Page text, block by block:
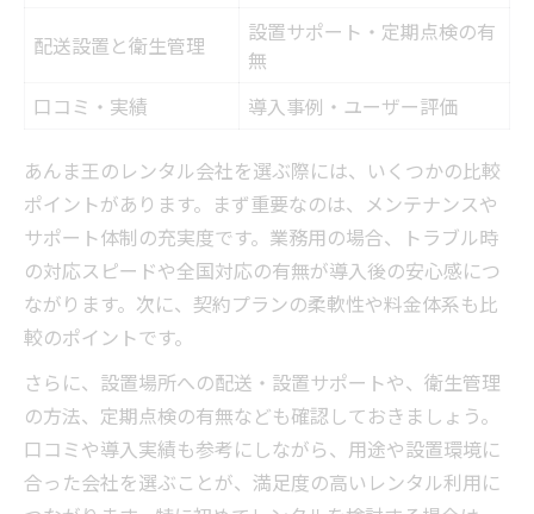
配送設置と衛生管理
設置サポート・定期点検の有
無
口コミ・実績
導入事例・ユーザー評価
あんま王のレンタル会社を選ぶ際には、いくつかの比較
ポイントがあります。まず重要なのは、メンテナンスや
サポート体制の充実度です。業務用の場合、トラブル時
の対応スピードや全国対応の有無が導入後の安心感につ
ながります。次に、契約プランの柔軟性や料金体系も比
較のポイントです。
さらに、設置場所への配送・設置サポートや、衛生管理
の方法、定期点検の有無なども確認しておきましょう。
口コミや導入実績も参考にしながら、用途や設置環境に
合った会社を選ぶことが、満足度の高いレンタル利用に